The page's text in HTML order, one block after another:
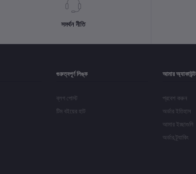
সমর্থন নীতি
গুরুত্বপূর্ণ লিঙ্ক
ব্লগ পোস্ট
টিম বইয়ের হাট
আমার অ্যাকাউন্ট
প্রবেশ করুন
অর্ডার ইতিহাস
আমার ইচ্ছাগুলি
অর্ডার ট্র্যাকিং